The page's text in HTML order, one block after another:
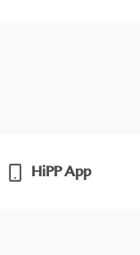
HiPP App